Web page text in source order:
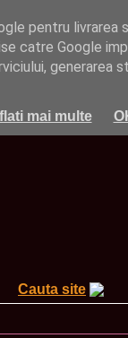
pentru livrarea
catre Google
generarea
mai multe
Cauta site